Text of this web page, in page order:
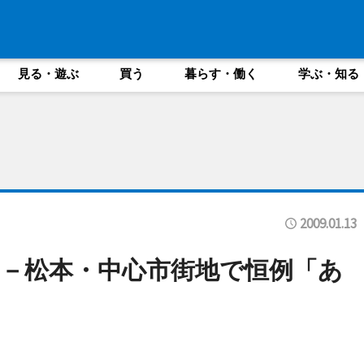
見る・遊ぶ 買う 暮らす・働く 学ぶ・知る
2009.01.13
松本・中心市街地で恒例「あ